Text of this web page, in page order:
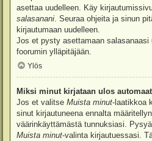
asettaa uudelleen. Käy
salasanani . Seuraa ohjeita ja sinun
kirjautumaan uudelleen.
Jos et pysty asettamaan salasanaasi
foorumin ylläpitäjään.
Ylös
Miksi minut kirjataan ulos
Jos et valitse Muista minut-laatikkoa
sinut kirjautuneena ennalta
väärinkäyttämästä tunnuksiasi.
Muista minut-valinta kirjautuessasi.